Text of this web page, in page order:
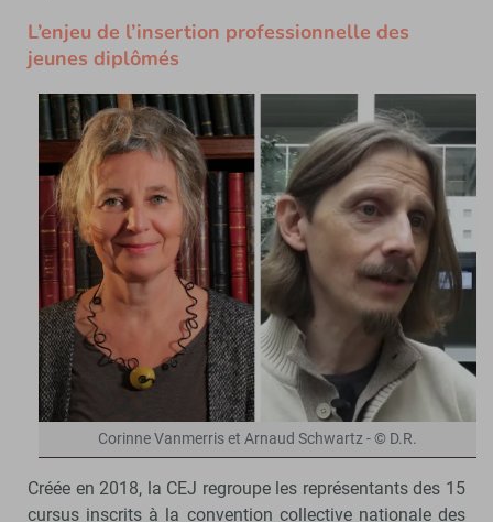
L’enjeu de l’insertion professionnelle des
jeunes diplômés
Corinne Vanmerris et Arnaud Schwartz - © D.R.
Créée en 2018, la CEJ regroupe les représentants des 15
cursus inscrits à la convention collective nationale des